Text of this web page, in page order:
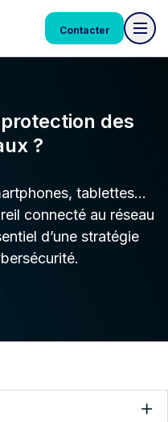
Contacter
des
?
tablettes…
connecté au réseau
d’une stratégie